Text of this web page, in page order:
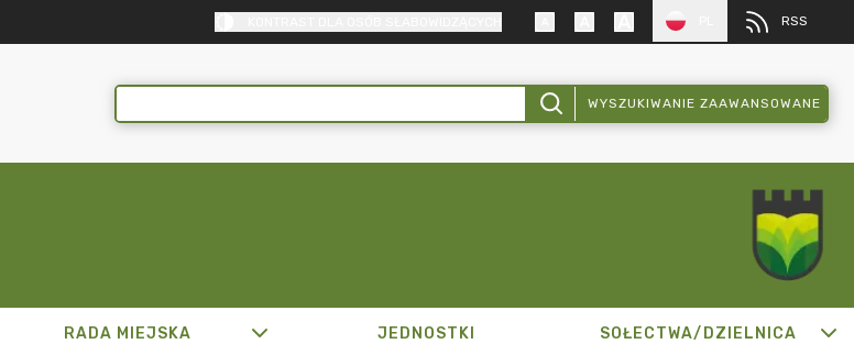
RSS
WYSZUKIWANIE ZAAWANSOWANE
RADA MIEJSKA JEDNOSTKI SOŁECTWA/DZIELNICA